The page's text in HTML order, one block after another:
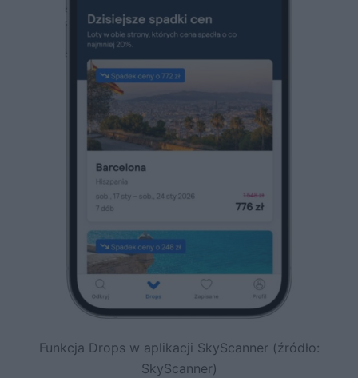
Funkcja Drops w aplikacji SkyScanner (źródło:
SkyScanner)